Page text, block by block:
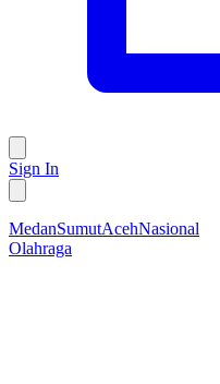
Sign In
MedanSumutAcehNasional
Olahraga